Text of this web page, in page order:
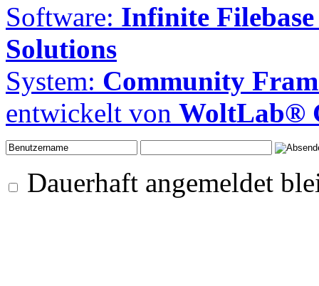
Software: Infinite Filebase
Solutions
System: Community
entwickelt von WoltLab®
Dauerhaft angemeldet